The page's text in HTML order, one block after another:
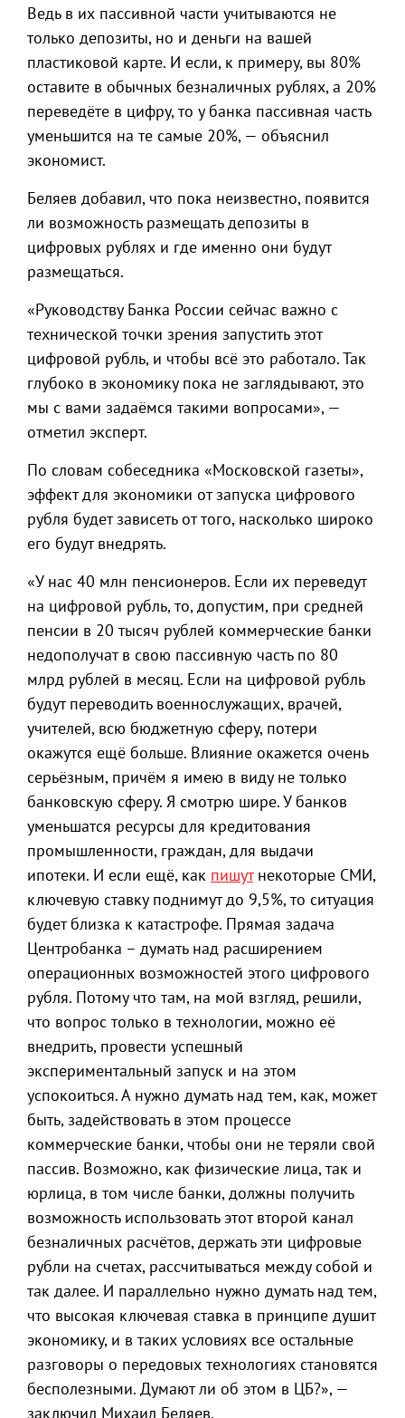
Ведь в их пассивной части учитываются не
только депозиты, но и деньги на вашей
пластиковой карте. И если, к примеру, вы 80%
оставите в обычных безналичных рублях, а 20%
переведёте в цифру, то у банка пассивная часть
уменьшится на те самые 20%, — объяснил
экономист.
Беляев добавил, что пока неизвестно, появится
ли возможность размещать депозиты в
цифровых рублях и где именно они будут
размещаться.
«Руководству Банка России сейчас важно с
технической точки зрения запустить этот
цифровой рубль, и чтобы всё это работало. Так
глубоко в экономику пока не заглядывают, это
мы с вами задаёмся такими вопросами», —
отметил эксперт.
По словам собеседника «Московской газеты»,
эффект для экономики от запуска цифрового
рубля будет зависеть от того, насколько широко
его будут внедрять.
«У нас 40 млн пенсионеров. Если их переведут
на цифровой рубль, то, допустим, при средней
пенсии в 20 тысяч рублей коммерческие банки
недополучат в свою пассивную часть по 80
млрд рублей в месяц. Если на цифровой рубль
будут переводить военнослужащих, врачей,
учителей, всю бюджетную сферу, потери
окажутся ещё больше. Влияние окажется очень
серьёзным, причём я имею в виду не только
банковскую сферу. Я смотрю шире. У банков
уменьшатся ресурсы для кредитования
промышленности, граждан, для выдачи
ипотеки. И если ещё, как пишутнекоторые СМИ,
ключевую ставку поднимут до 9,5%, то ситуация
будет близка к катастрофе. Прямая задача
Центробанка – думать над расширением
операционных возможностей этого цифрового
рубля. Потому что там, на мой взгляд, решили,
что вопрос только в технологии, можно её
внедрить, провести успешный
экспериментальный запуск и на этом
успокоиться. А нужно думать над тем, как, может
быть, задействовать в этом процессе
коммерческие банки, чтобы они не теряли свой
пассив. Возможно, как физические лица, так и
юрлица, в том числе банки, должны получить
возможность использовать этот второй канал
безналичных расчётов, держать эти цифровые
рубли на счетах, рассчитываться между собой и
так далее. И параллельно нужно думать над тем,
что высокая ключевая ставка в принципе душит
экономику, и в таких условиях все остальные
разговоры о передовых технологиях становятся
бесполезными. Думают ли об этом в ЦБ?», —
заключил Михаил Беляев.